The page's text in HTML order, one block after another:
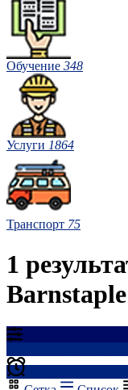
Обучение 348
Услуги 1864
Транспорт 75
1
Barnstaple